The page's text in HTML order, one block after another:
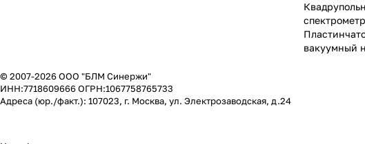
спектрометр
вакуумный
© 2007-2026 ООО "БЛМ Синержи"
ИНН:7718609666 ОГРН:1067758765733
Адреса (юр./факт.): 107023, г. Москва, ул. Электрозаводская, д.24